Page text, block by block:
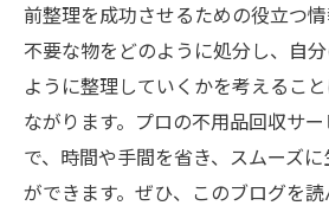
前整理を成功させるための役立つ情
不要な物をどのように処分し、自
ように整理していくかを考えるこ
ながります。プロの不用品回収サ
で、時間や手間を省き、スムーズ
ができます。ぜひ、このブログを